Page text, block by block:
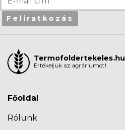
Feliratkozás
Termofoldertekeles.hu
Értékeljük az agráriumot!
Főoldal
Rólunk